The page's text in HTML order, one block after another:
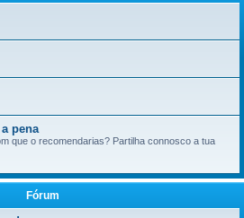
pena
que o recomendarias? Partilha connosco a tua
Fórum